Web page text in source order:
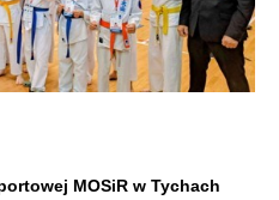
MOSiR w Tychach